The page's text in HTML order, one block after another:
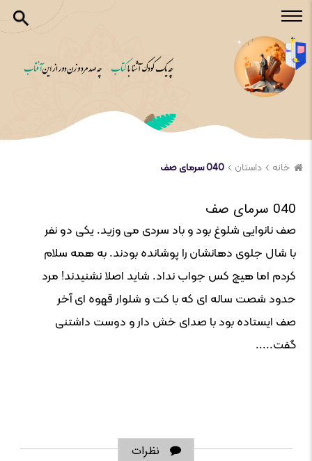
خانه داستان 040 سرمای صف
040 سرمای صف
صف نانوایی شلوغ بود و باد سردی می وزید. یکی دو نفر
با شال جلوی دهانشان را پوشانده بودند. به همه سلام
کردم اما هیچ کس جواب نداد. شاید اصلا نشنیدند! مرد
حدود شصت ساله ای که با کت و شلوار قهوه ای آخر
صف ایستاده بود با صدای خش دار و دوست داشتنی
گفت.....
نظرات